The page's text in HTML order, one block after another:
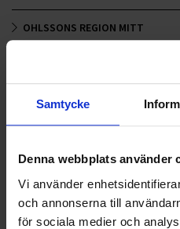
Samtycke
Denna webbplats använder
Vi använder
och annonserna till
för sociala medier och
OHLSSONS REGION MITT
OHLSSONS REGION VÄST
SAMARBETEN